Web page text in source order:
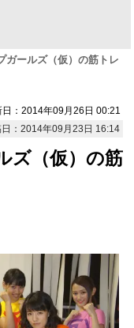
ガールズ（仮）の筋トレ
日：2014年09月26日 00:21
：2014年09月23日 16:14
ズ（仮）の筋